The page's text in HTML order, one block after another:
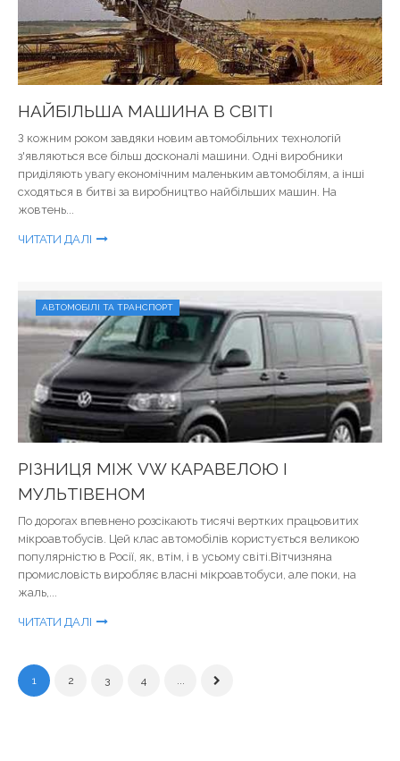
НАЙБІЛЬША МАШИНА В СВІТІ
З кожним роком завдяки новим автомобільних технологій
з'являються все більш досконалі машини. Одні виробники
приділяють увагу економічним маленьким автомобілям, а інші
сходяться в битві за виробництво найбільших машин. На
жовтень...
ЧИТАТИ ДАЛІ
АВТОМОБІЛІ ТА ТРАНСПОРТ
РІЗНИЦЯ МІЖ VW КАРАВЕЛОЮ І
МУЛЬТІВЕНОМ
По дорогах впевнено розсікають тисячі вертких працьовитих
мікроавтобусів. Цей клас автомобілів користується великою
популярністю в Росії, як, втім, і в усьому світі.Вітчизняна
промисловість виробляє власні мікроавтобуси, але поки, на
жаль,...
ЧИТАТИ ДАЛІ
1 2 3 4 ...